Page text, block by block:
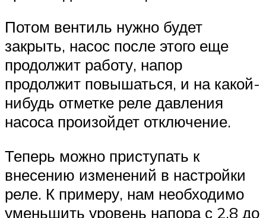
Потом вентиль нужно будет
закрыть, насос после этого еще
продолжит работу, напор
продолжит повышаться, и на какой-
нибудь отметке реле давления
насоса произойдет отключение.
Теперь можно приступать к
внесению изменений в настройки
реле. К примеру, нам необходимо
уменьшить уровень напора с 2,8 до